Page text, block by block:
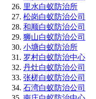
里水白蚁防治所
松岗白蚁防治公司
和顺白蚁防治公司
狮山白蚁防治公司
小塘白蚁防治所
罗村白蚁防治中心
丹灶白蚁防治公司
张槎白蚁防治公司
石湾白蚁防治公司